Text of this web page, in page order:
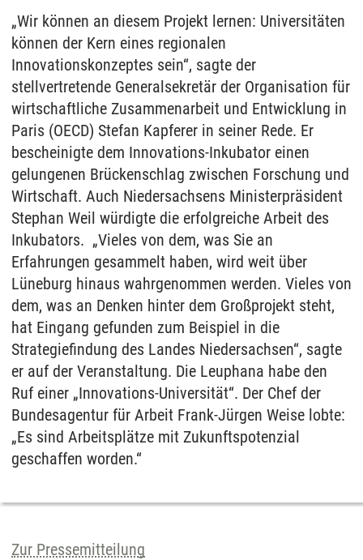
Datenschutzerklärung.
„Wir können an diesem Projekt lernen: Universitäten
können der Kern eines regionalen
Innovationskonzeptes sein“, sagte der
stellvertretende Generalsekretär der Organisation für
wirtschaftliche Zusammenarbeit und Entwicklung in
Paris (OECD) Stefan Kapferer in seiner Rede. Er
bescheinigte dem Innovations-Inkubator einen
gelungenen Brückenschlag zwischen Forschung und
Wirtschaft. Auch Niedersachsens Ministerpräsident
Stephan Weil würdigte die erfolgreiche Arbeit des
Inkubators. „Vieles von dem, was Sie an
Erfahrungen gesammelt haben, wird weit über
Lüneburg hinaus wahrgenommen werden. Vieles von
dem, was an Denken hinter dem Großprojekt steht,
hat Eingang gefunden zum Beispiel in die
Strategiefindung des Landes Niedersachsen“, sagte
er auf der Veranstaltung. Die Leuphana habe den
Ruf einer „Innovations-Universität“. Der Chef der
Bundesagentur für Arbeit Frank-Jürgen Weise lobte:
„Es sind Arbeitsplätze mit Zukunftspotenzial
geschaffen worden.“
Zur Pressemitteilung